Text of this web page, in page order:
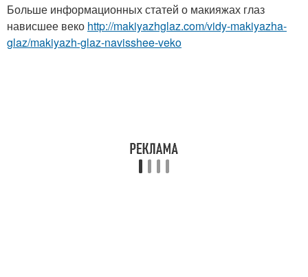
Больше информационных статей о макияжах глаз
нависшее веко http://makiyazhglaz.com/vidy-makiyazha-
glaz/makiyazh-glaz-navisshee-veko